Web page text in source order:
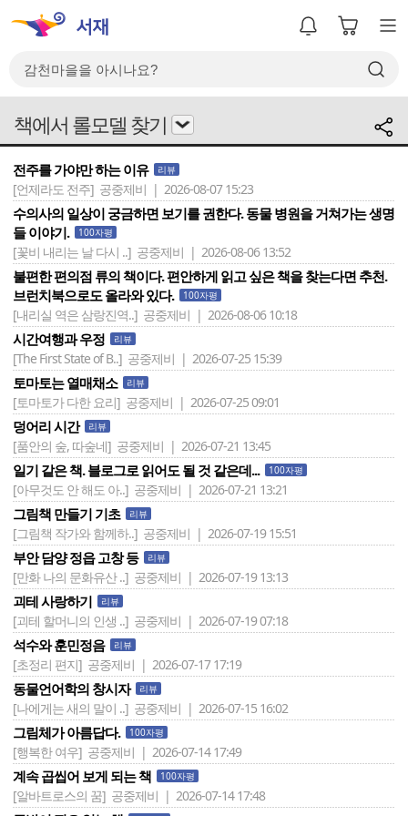
책에서 롤모델 찾기
전주를 가야만 하는 이유 리뷰
[언제라도 전주] 공중제비 | 2026-08-07 15:23
수의사의 일상이 궁금하면 보기를 권한다. 동물 병원을 거쳐가는 생명
들 이야기.
100자평
[꽃비 내리는 날 다시 ..] 공중제비 | 2026-08-06 13:52
불편한 편의점 류의 책이다. 편안하게 읽고 싶은 책을 찾는다면 추천.
브런치북으로도 올라와 있다.
100자평
[내리실 역은 삼랑진역..] 공중제비 | 2026-08-06 10:18
시간여행과 우정 리뷰
[The First State of B..] 공중제비 | 2026-07-25 15:39
토마토는 열매채소 리뷰
[토마토가 다한 요리] 공중제비 | 2026-07-25 09:01
덩어리 시간 리뷰
[품안의 숲, 따숲네] 공중제비 | 2026-07-21 13:45
일기 같은 책. 블로그로 읽어도 될 것 같은데... 100자평
[아무것도 안 해도 아..] 공중제비 | 2026-07-21 13:21
그림책 만들기 기초 리뷰
[그림책 작가와 함께하..] 공중제비 | 2026-07-19 15:51
부안 담양 정읍 고창 등 리뷰
[만화 나의 문화유산 ..] 공중제비 | 2026-07-19 13:13
괴테 사랑하기 리뷰
[괴테 할머니의 인생 ..] 공중제비 | 2026-07-19 07:18
석수와 훈민정음 리뷰
[초정리 편지] 공중제비 | 2026-07-17 17:19
동물언어학의 창시자 리뷰
[나에게는 새의 말이 ..] 공중제비 | 2026-07-15 16:02
그림체가 아름답다. 100자평
[행복한 여우] 공중제비 | 2026-07-14 17:49
계속 곱씹어 보게 되는 책 100자평
[알바트로스의 꿈] 공중제비 | 2026-07-14 17:48